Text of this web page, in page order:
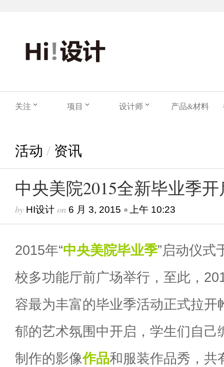
关注 项目 设计师 产品&材料
活动 / 资讯
中央美院2015全新毕业季开
by HI设计 on 6 月 3, 2015 • 上午 10:23
2015年“中央美院毕业季”启动仪式
校多功能厅前广场举行，至此，
容最为丰富的毕业季活动正式拉开
郁的艺术氛围中开启，学生们自己
制作的影像作品和服装作品秀，共